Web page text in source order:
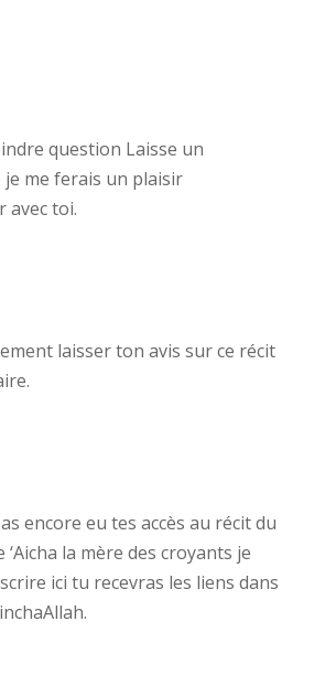
question Laisse un
me ferais un plaisir
avec toi.
laisser ton avis sur ce récit
encore eu tes accès au récit du
la mère des croyants je
ici tu recevras les liens dans